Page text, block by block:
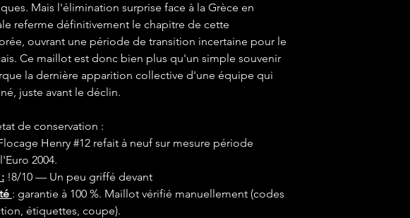
Mais l'élimination surprise face à la Grèce en
referme définitivement le chapitre de cette
ouvrant une période de transition incertaine pour le
Ce maillot est donc bien plus qu'un simple souvenir
la dernière apparition collective d'une équipe qui
juste avant le déclin.
de conservation :
Henry #12 refait à neuf sur mesure période
2004.
!8/10 — Un peu griffé devant
: garantie à 100 %. Maillot vérifié manuellement (codes
étiquettes, coupe).